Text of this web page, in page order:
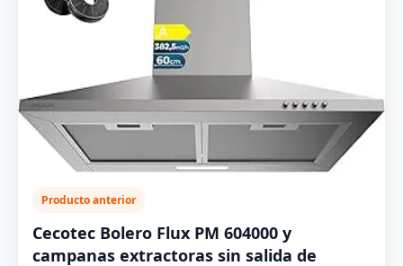
Producto anterior
Cecotec Bolero Flux PM 604000 y
campanas extractoras sin salida de